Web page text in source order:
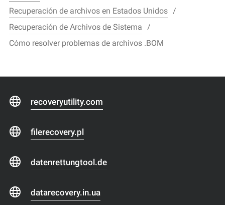
Recuperación de archivos en Estados Unidos
Recuperación de Archivos de Sistema
Cómo resolver problemas de archivos .BOM
recoveryutility.com
filerecovery.pl
datenrettungtool.de
datarecovery.in.ua